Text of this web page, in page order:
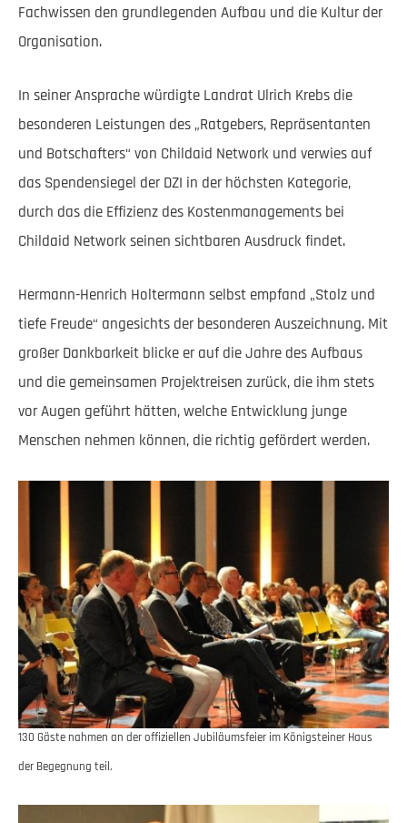
Fachwissen den grundlegenden Aufbau und die Kultur der
Organisation.
In seiner Ansprache würdigte Landrat Ulrich Krebs die
besonderen Leistungen des „Ratgebers, Repräsentanten
und Botschafters“ von Childaid Network und verwies auf
das Spendensiegel der DZI in der höchsten Kategorie,
durch das die Effizienz des Kostenmanagements bei
Childaid Network seinen sichtbaren Ausdruck findet.
Hermann-Henrich Holtermann selbst empfand „Stolz und
tiefe Freude“ angesichts der besonderen Auszeichnung. Mit
großer Dankbarkeit blicke er auf die Jahre des Aufbaus
und die gemeinsamen Projektreisen zurück, die ihm stets
vor Augen geführt hätten, welche Entwicklung junge
Menschen nehmen können, die richtig gefördert werden.
130 Gäste nahmen an der offiziellen Jubiläumsfeier im Königsteiner Haus
der Begegnung teil.